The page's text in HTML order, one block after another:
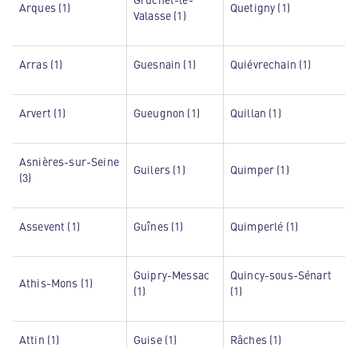
Arques (1)
Valasse (1)
Quetigny (1)
Arras (1) Guesnain (1) Quiévrechain (1)
Arvert (1) Gueugnon (1) Quillan (1)
Asnières-sur-Seine
(3)
Guilers (1) Quimper (1)
Assevent (1) Guînes (1) Quimperlé (1)
Athis-Mons (1)
Guipry-Messac
(1)
Quincy-sous-Sénart
(1)
Attin (1) Guise (1) Râches (1)